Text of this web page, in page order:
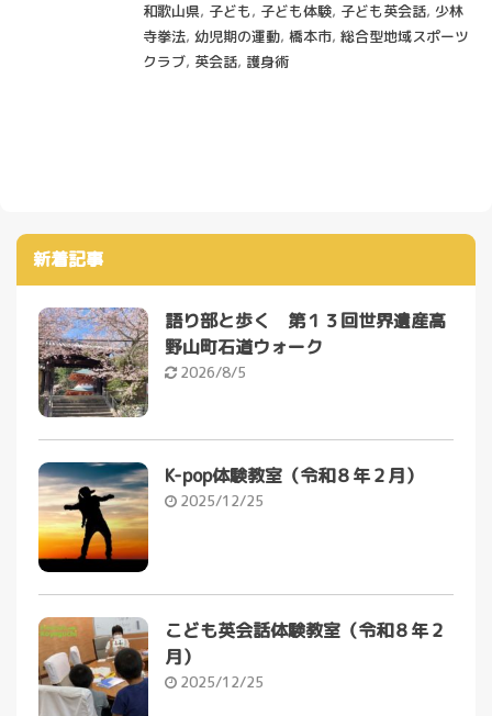
和歌山県, 子ども, 子ども体験, 子ども英会話, 少林
寺拳法, 幼児期の運動, 橋本市, 総合型地域スポーツ
クラブ, 英会話, 護身術
新着記事
語り部と歩く 第１３回世界遺産高
野山町石道ウォーク
2026/8/5
K-pop体験教室（令和８年２月）
2025/12/25
こども英会話体験教室（令和８年２
月）
2025/12/25